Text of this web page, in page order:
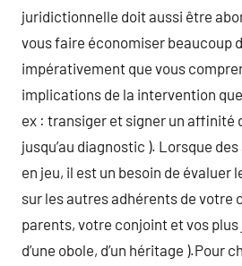
juridictionnelle doit aussi être
vous faire économiser beaucoup
impérativement que vous
implications de la intervention
ex : transiger et signer un affinité
jusqu’au diagnostic ). Lorsque
en jeu, il est un besoin de évaluer
sur les autres adhérents de votre
parents, votre conjoint et vos plus
d’une obole, d’un héritage ).Pour